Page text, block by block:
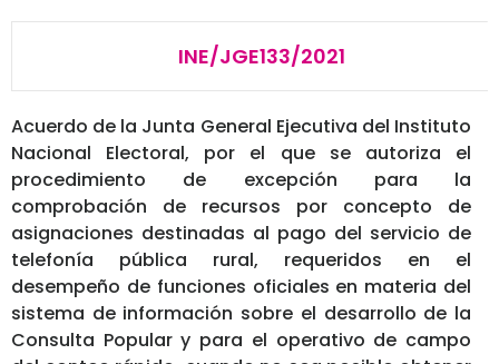
INE/JGE133/2021
Acuerdo de la Junta General Ejecutiva del Instituto
Nacional Electoral, por el que se autoriza el
procedimiento de excepción para la
comprobación de recursos por concepto de
asignaciones destinadas al pago del servicio de
telefonía pública rural, requeridos en el
desempeño de funciones oficiales en materia del
sistema de información sobre el desarrollo de la
Consulta Popular y para el operativo de campo